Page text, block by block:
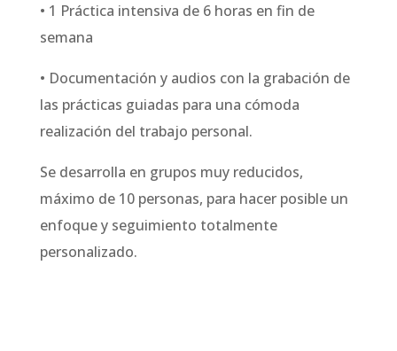
• 1 Práctica intensiva de 6 horas en fin de
semana
• Documentación y audios con la grabación de
las prácticas guiadas para una cómoda
realización del trabajo personal.
Se desarrolla en grupos muy reducidos,
máximo de 10 personas, para hacer posible un
enfoque y seguimiento totalmente
personalizado.